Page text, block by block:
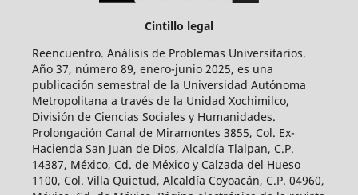
Cintillo legal
Reencuentro. Análisis de Problemas Universitarios.
Año 37, número 89, enero-junio 2025, es una
publicación semestral de la Universidad Autónoma
Metropolitana a través de la Unidad Xochimilco,
División de Ciencias Sociales y Humanidades.
Prolongación Canal de Miramontes 3855, Col. Ex-
Hacienda San Juan de Dios, Alcaldía Tlalpan, C.P.
14387, México, Cd. de México y Calzada del Hueso
1100, Col. Villa Quietud, Alcaldía Coyoacán, C.P. 04960,